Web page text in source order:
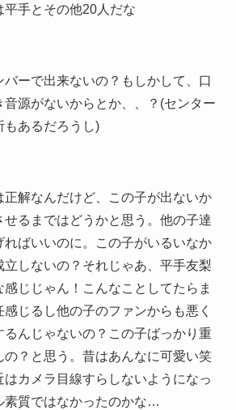
平手とその他20人だな
ーで出来ないの？もしかして、口
源がないからとか、、？(センター
もあるだろうし)
解なんだけど、この子が出ないか
せるまではどうかと思う。他の子達
ればいいのに。この子がいるいなか
立しないの？それじゃあ、平手友梨
じじゃん！こんなことしてたらま
じるし他の子のファンからも悪く
んじゃないの？この子ばっかり重
の？と思う。昔はあんなに可愛い笑
カメラ目線すらしないようになっ
素質ではなかったのかな…